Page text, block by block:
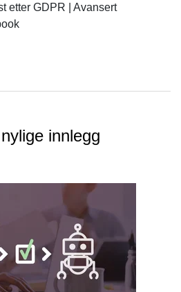
etter GDPR | Avansert
innlegg